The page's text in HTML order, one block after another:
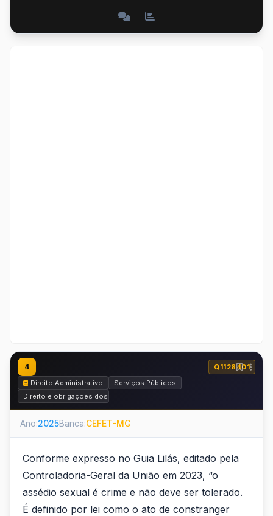
4
Q1128401
Direito Administrativo
Serviços Públicos
Direito e obrigações dos usuários
Ano:2025Banca:CEFET-MG
Conforme expresso no Guia Lilás, editado pela
Controladoria-Geral da União em 2023, “o
assédio sexual é crime e não deve ser tolerado.
É definido por lei como o ato de constranger